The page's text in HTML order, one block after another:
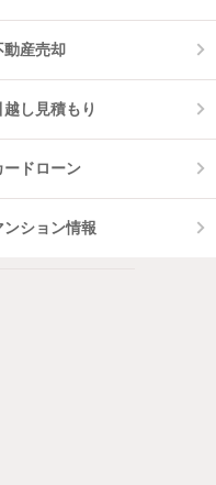
動産売却
越し見積もり
ードローン
ンション情報